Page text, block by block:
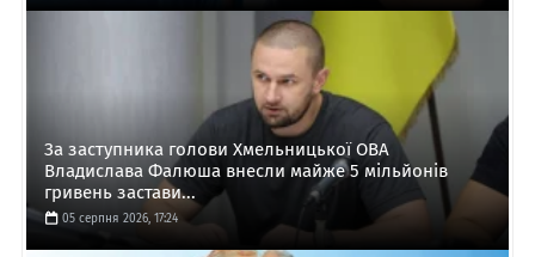
За заступника голови Хмельницької ОВА
Владислава Фалюша внесли майже 5 мільйонів
гривень застави...
05 серпня 2026, 17:24